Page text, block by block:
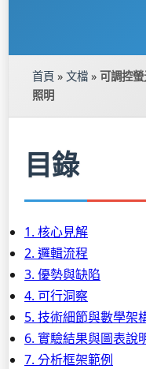
首頁 » 文檔 » 可調控
照明
目錄
1. 核心見解
2. 邏輯流程
3. 優勢與缺陷
4. 可行洞察
5. 技術細節與數學架
6. 實驗結果與圖表說
7. 分析框架範例